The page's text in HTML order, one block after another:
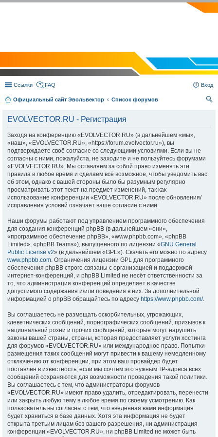
Ссылки FAQ Вход
Официальный сайт Эвольвектор
Список форумов
EVOLVECTOR.RU - Регистрация
Заходя на конференцию «EVOLVECTOR.RU» (в дальнейшем «мы»,
«наш», «EVOLVECTOR.RU», «https://forum.evolvector.ru»), вы
подтверждаете своё согласие со следующими условиями. Если вы не
согласны с ними, пожалуйста, не заходите и не пользуйтесь форумами
«EVOLVECTOR.RU». Мы оставляем за собой право изменять эти
правила в любое время и сделаем всё возможное, чтобы уведомить вас
об этом, однако с вашей стороны было бы разумным регулярно
просматривать этот текст на предмет изменений, так как
использование конференции «EVOLVECTOR.RU» после обновления/
исправления условий означает ваше согласие с ними.
Наши форумы работают под управлением программного обеспечения
для создания конференций phpBB (в дальнейшем «они»,
«программное обеспечение phpBB», «www.phpbb.com», «phpBB
Limited», «phpBB Teams»), выпущенного по лицензии «GNU General
Public License v2» (в дальнейшем «GPL»). Скачать его можно по адресу
www.phpbb.com. Ограничения лицензии GPL для программного
обеспечения phpBB строго связаны с организацией и поддержкой
интернет-конференций, и phpBB Limited не несёт ответственности за
то, что администрация конференций определяет в качестве
допустимого содержания и/или поведения в них. За дополнительной
информацией о phpBB обращайтесь по адресу https://www.phpbb.com/.
Вы соглашаетесь не размещать оскорбительных, угрожающих,
клеветнических сообщений, порнографических сообщений, призывов к
национальной розни и прочих сообщений, которые могут нарушить
законы вашей страны, страны, которая предоставляет услуги хостинга
для форумов «EVOLVECTOR.RU» или международное право. Попытки
размещения таких сообщений могут привести к вашему немедленному
отключению от конференции, при этом ваш провайдер будет
поставлен в известность, если мы сочтём это нужным. IP-адреса всех
сообщений сохраняются для возможности проведения такой политики.
Вы соглашаетесь с тем, что администраторы форумов
«EVOLVECTOR.RU» имеют право удалить, отредактировать, перенести
или закрыть любую тему в любое время по своему усмотрению. Как
пользователь вы согласны с тем, что введённая вами информация
будет храниться в базе данных. Хотя эта информация не будет
открыта третьим лицам без вашего разрешения, ни администрация
конференции «EVOLVECTOR.RU», ни phpBB Limited не может быть